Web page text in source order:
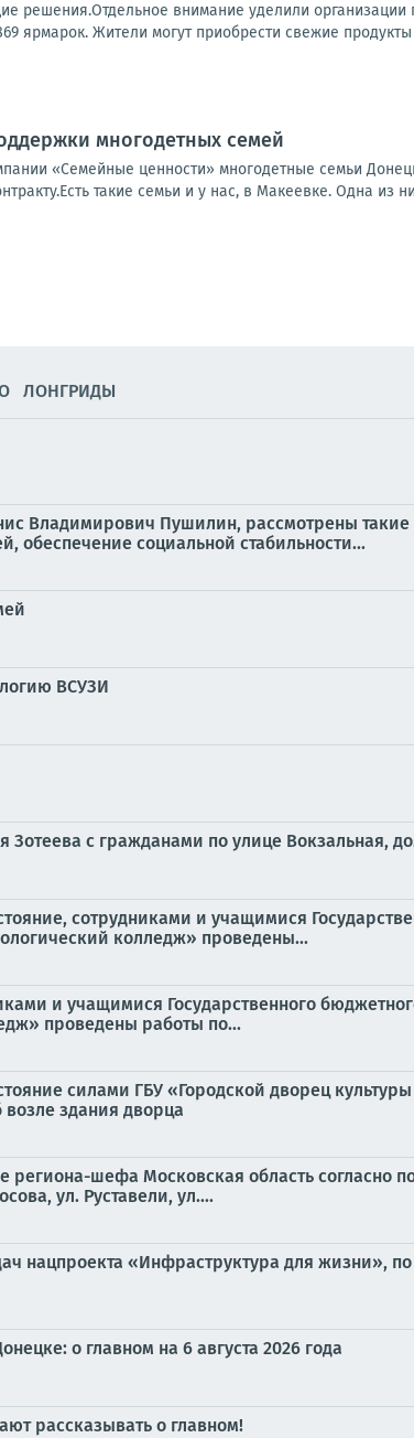
решения.Отдельное внимание уделили
ярмарок. Жители могут приобрести свежие
многодетных семей
«Семейные ценности» многодетные семьи
такие семьи и у нас, в Макеевке. Одна из
ЛОНГРИДЫ
Владимирович Пушилин, рассмотрены
социальной стабильности...
ВСУЗИ
Зотеева с гражданами по улице Вокзальная,
сотрудниками и учащимися
колледж» проведены...
и учащимися Государственного
проведены работы по...
силами ГБУ «Городской дворец
здания дворца
шефа Московская область согласно
ул. Руставели, ул....
нацпроекта «Инфраструктура для жизни», по
о главном на 6 августа 2026 года
рассказывать о главном!